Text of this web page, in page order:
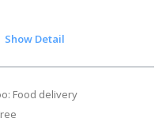
Show Detail
Food delivery